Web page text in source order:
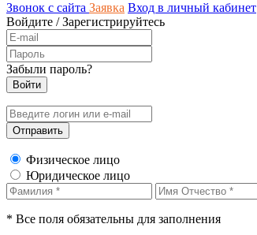
Звонок с сайта Заявка Вход в личный кабинет
Войдите /Зарегистрируйтесь
Забыли пароль?
Физическое лицо
Юридическое лицо
* Все поля обязательны для заполнения